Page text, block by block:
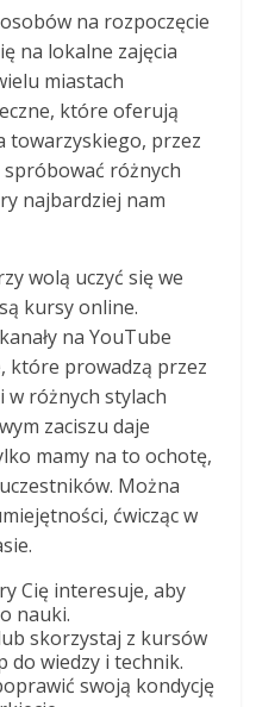
na rozpoczęcie
na lokalne zajęcia
miastach
które oferują
towarzyskiego, przez
różnych
najbardziej nam
wolą uczyć się we
kursy online.
na YouTube
które prowadzą przez
różnych stylach
zaciszu daje
mamy na to ochotę,
Można
ćwicząc w
Cię interesuje, aby
nauki.
skorzystaj z kursów
do wiedzy i technik.
swoją kondycję